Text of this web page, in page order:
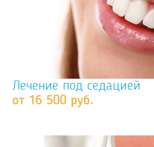
Лечение под седацией
от 16 500 руб.